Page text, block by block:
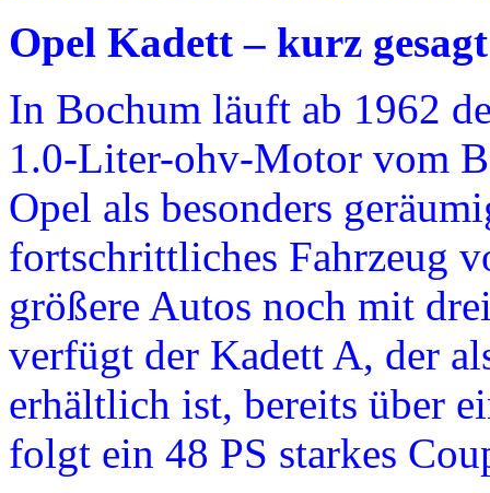
Opel Kadett – kurz
In Bochum läuft ab 1962
1.0-Liter-ohv-Motor vom
Opel als besonders
fortschrittliches Fahrzeug
größere Autos noch mit
verfügt der Kadett A, der
erhältlich ist, bereits über
folgt ein 48 PS starkes